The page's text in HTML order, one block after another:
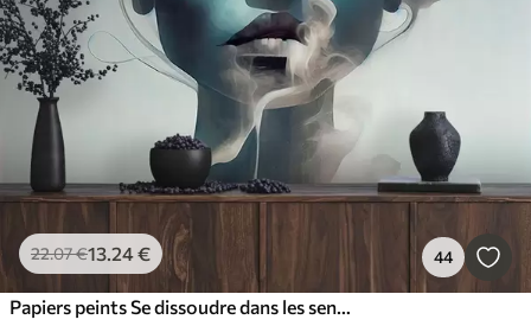
22.07€13.24€ 44
Papiers peints Se dissoudre dans les sentiments